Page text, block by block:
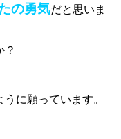
の勇気だと思いま
？
に願っています。